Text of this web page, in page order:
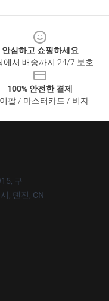
안심하고 쇼핑하세요
에서 배송까지 24/7 보호
100% 안전한 결제
팔 / 마스터카드 / 비자
구
, 톈진, CN